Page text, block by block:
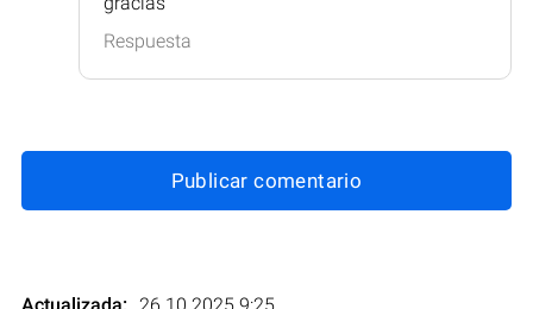
Respuesta
Publicar comentario
Actualizada: 26.10.2025 9:25